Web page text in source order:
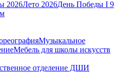
2026Лето 2026День Победы I 9
Музыкальное
Мебель для школы искусств
отделение ДШИ